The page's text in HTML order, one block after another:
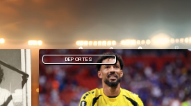
DEPORTES